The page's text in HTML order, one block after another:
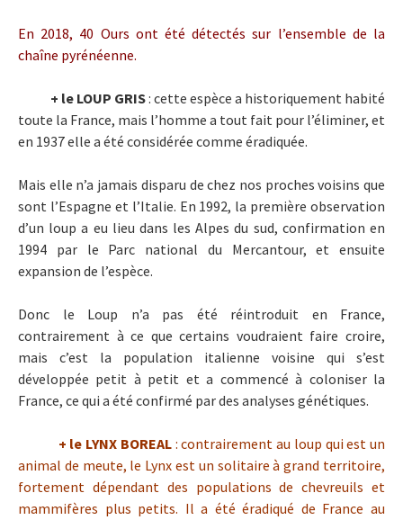
En 2018, 40 Ours ont été détectés sur l’ensemble de la
chaîne pyrénéenne.
+ le LOUP GRIS: cette espèce a historiquement habité
toute la France, mais l’homme a tout fait pour l’éliminer, et
en 1937 elle a été considérée comme éradiquée.
Mais elle n’a jamais disparu de chez nos proches voisins que
sont l’Espagne et l’Italie. En 1992, la première observation
d’un loup a eu lieu dans les Alpes du sud, confirmation en
1994 par le Parc national du Mercantour, et ensuite
expansion de l’espèce.
Donc le Loup n’a pas été réintroduit en France,
contrairement à ce que certains voudraient faire croire,
mais c’est la population italienne voisine qui s’est
développée petit à petit et a commencé à coloniser la
France, ce qui a été confirmé par des analyses génétiques.
+ le LYNX BOREAL: contrairement au loup qui est un
animal de meute, le Lynx est un solitaire à grand territoire,
fortement dépendant des populations de chevreuils et
mammifères plus petits. Il a été éradiqué de France au